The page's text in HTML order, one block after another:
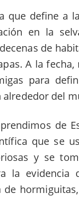
que define a
en la
de
A la
para
alrededor del
de
que se
y se
la